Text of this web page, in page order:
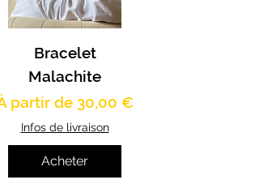
Bracelet
Malachite
partir de 30,00 €
promotionnel
Infos de livraison
Acheter